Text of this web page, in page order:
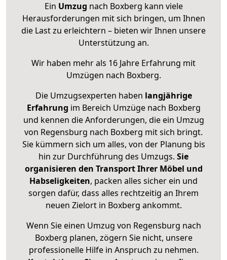
Ein Umzug nach Boxberg kann viele
Herausforderungen mit sich bringen, um Ihnen
die Last zu erleichtern – bieten wir Ihnen unsere
Unterstützung an.
Wir haben mehr als 16 Jahre Erfahrung mit
Umzügen nach Boxberg.
Die Umzugsexperten haben langjährige
Erfahrung im Bereich Umzüge nach Boxberg
und kennen die Anforderungen, die ein Umzug
von Regensburg nach Boxberg mit sich bringt.
Sie kümmern sich um alles, von der Planung bis
hin zur Durchführung des Umzugs. Sie
organisieren den Transport Ihrer Möbel und
Habseligkeiten, packen alles sicher ein und
sorgen dafür, dass alles rechtzeitig an Ihrem
neuen Zielort in Boxberg ankommt.
Wenn Sie einen Umzug von Regensburg nach
Boxberg planen, zögern Sie nicht, unsere
professionelle Hilfe in Anspruch zu nehmen.